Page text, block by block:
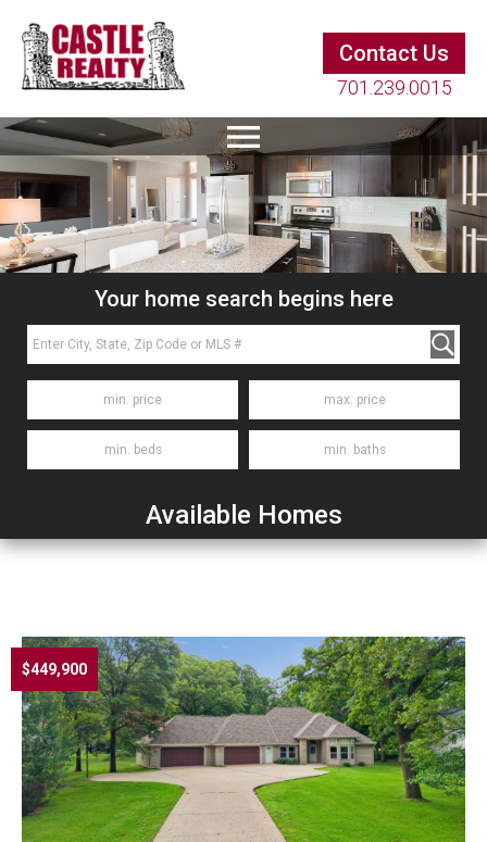
Contact Us
701.239.0015
Your home search begins here
Available Homes
$449,900